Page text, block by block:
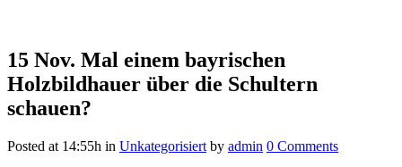
15 Nov. Mal einem bayrischen
Holzbildhauer über die Schultern
schauen?
Posted at 14:55h in Unkategorisiert by admin 0 Comments